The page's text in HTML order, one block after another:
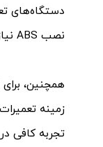
دستگاه‌های
نصب ABS نیاز است.
همچنین،
زمینه
تجربه کافی